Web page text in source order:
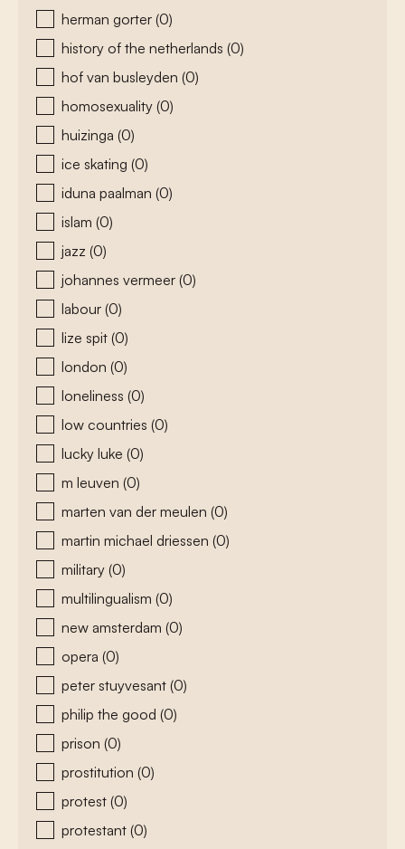
herman gorter (0)
history of the netherlands (0)
hof van busleyden (0)
homosexuality (0)
huizinga (0)
ice skating (0)
iduna paalman (0)
islam (0)
jazz (0)
johannes vermeer (0)
labour (0)
lize spit (0)
london (0)
loneliness (0)
low countries (0)
lucky luke (0)
m leuven (0)
marten van der meulen (0)
martin michael driessen (0)
military (0)
multilingualism (0)
new amsterdam (0)
opera (0)
peter stuyvesant (0)
philip the good (0)
prison (0)
prostitution (0)
protest (0)
protestant (0)